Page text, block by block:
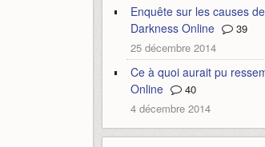
Enquête sur les causes
Darkness Online
39
25 décembre 2014
Ce à quoi aurait pu
Online
40
4 décembre 2014